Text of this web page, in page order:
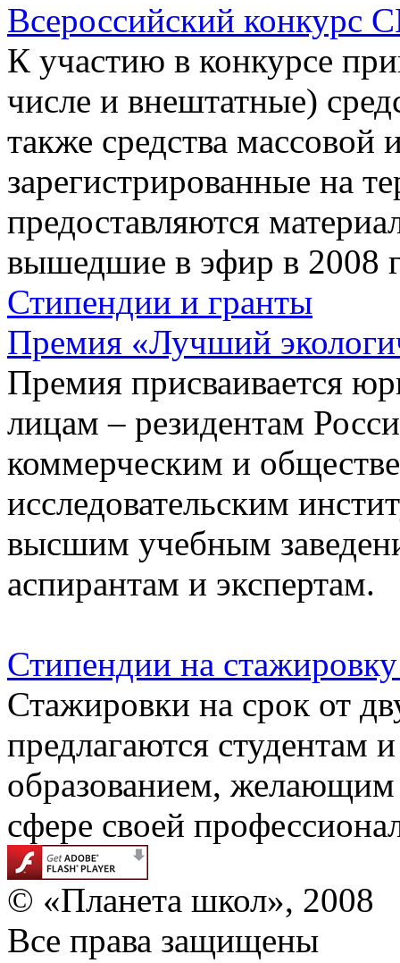
Всероссийский конкурс
К участию в конкурсе
числе и внештатные)
также средства
зарегистрированные на
предоставляются
вышедшие в эфир в 2008
Стипендии и гранты
Премия «Лучший
Премия присваивается
лицам – резидентам
коммерческим и
исследовательским
высшим учебным
аспирантам и экспертам.
Стипендии на
Стажировки на срок от
предлагаются студентам
образованием,
сфере своей
© «Планета школ», 2008
Все права защищены